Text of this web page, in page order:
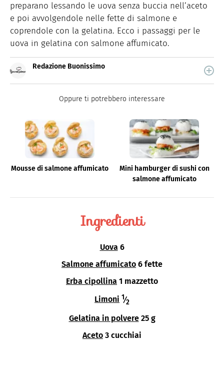
preparano lessando le uova senza buccia nell’aceto
e poi avvolgendole nelle fette di salmone e
coprendole con la gelatina. Ecco i passaggi per le
uova in gelatina con salmone affumicato.
Redazione Buonissimo
quale trovi idee veloci, facili e spiegate passo passo.
Oppure ti potrebbero interessare
Mousse di salmone affumicato
Mini hamburger di sushi con
salmone affumicato
Ingredienti
Uova 6
Salmone affumicato 6 fette
Erba cipollina 1 mazzetto
Limoni 1⁄2
Gelatina in polvere 25 g
Aceto 3 cucchiai